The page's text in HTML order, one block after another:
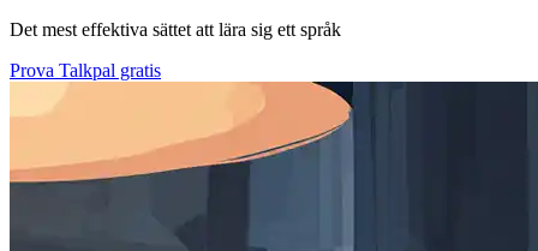
Det mest effektiva sättet att lära sig ett språk
Prova Talkpal gratis